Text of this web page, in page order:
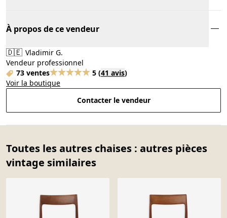
À propos de ce vendeur
🇩🇪 Vladimir G.
Vendeur professionnel
73 ventes
5 (41 avis)
Voir la boutique
Contacter le vendeur
Toutes les autres chaises : autres pièces
vintage similaires